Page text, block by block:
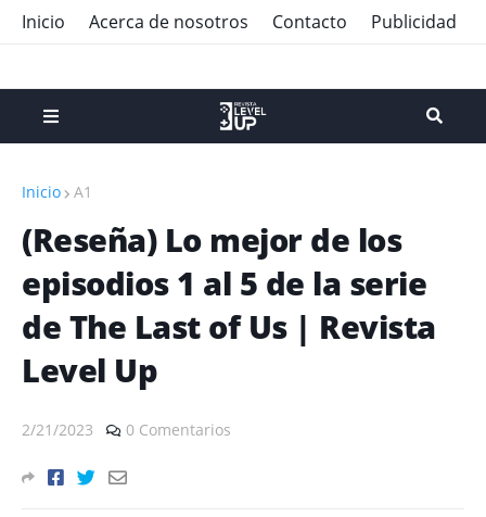
Inicio Acerca de nosotros Contacto Publicidad
Inicio A1
(Reseña) Lo mejor de los
episodios 1 al 5 de la serie
de The Last of Us | Revista
Level Up
2/21/2023 0 Comentarios